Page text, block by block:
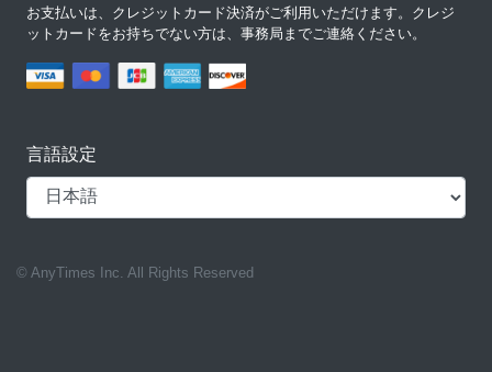
お支払いは、クレジットカード決済がご利用いただけます。クレジ
ットカードをお持ちでない方は、事務局までご連絡ください。
言語設定
© AnyTimes Inc. All Rights Reserved